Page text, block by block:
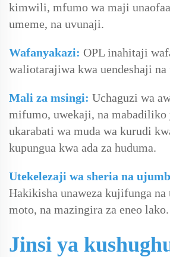
kimwili, mfumo wa maji
umeme, na uvunaji.
Wafanyakazi: OPL inahitaji
waliotarajiwa kwa uendeshaji na
Mali za msingi: Uchaguzi wa
mifumo, uwekaji, na mabadiliko
ukarabati wa muda wa kurudi
kupungua kwa ada za huduma.
Utekelezaji wa sheria na
Hakikisha unaweza kujifunga na
moto, na mazingira za eneo lako.
Jinsi ya